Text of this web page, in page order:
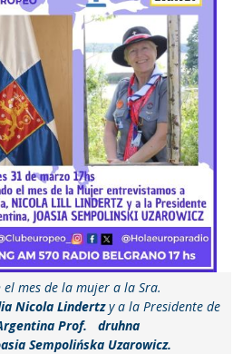
el mes de la mujer a la Sra.
Nicola Lindertzya la Presidente de
Prof.
druhna
Sempolińska Uzarowicz.